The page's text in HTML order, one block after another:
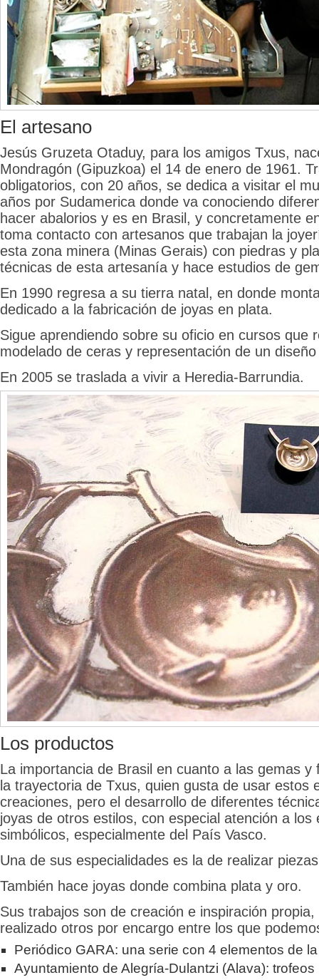
El artesano
Jesús Gruzeta Otaduy, para los amigos Txus,
Mondragón (Gipuzkoa) el 14 de enero de 1961.
obligatorios, con 20 años, se dedica a visitar el
años por Sudamerica donde va conociendo
hacer abalorios y es en Brasil, y concretamente
toma contacto con artesanos que trabajan la
esta zona minera (Minas Gerais) con piedras y
técnicas de esta artesanía y hace estudios de
En 1990 regresa a su tierra natal, en donde
dedicado a la fabricación de joyas en plata.
Sigue aprendiendo sobre su oficio en cursos que
modelado de ceras y representación de un
En 2005 se traslada a vivir a Heredia-Barrundia.
Los productos
La importancia de Brasil en cuanto a las gemas y
la trayectoria de Txus, quien gusta de usar estos
creaciones, pero el desarrollo de diferentes
joyas de otros estilos, con especial atención a los
simbólicos, especialmente del País Vasco.
Una de sus especialidades es la de realizar
También hace joyas donde combina plata y oro.
Sus trabajos son de creación e inspiración
realizado otros por encargo entre los que
Periódico GARA: una serie con 4 elementos de
Ayuntamiento de Alegría-Dulantzi (Alava):